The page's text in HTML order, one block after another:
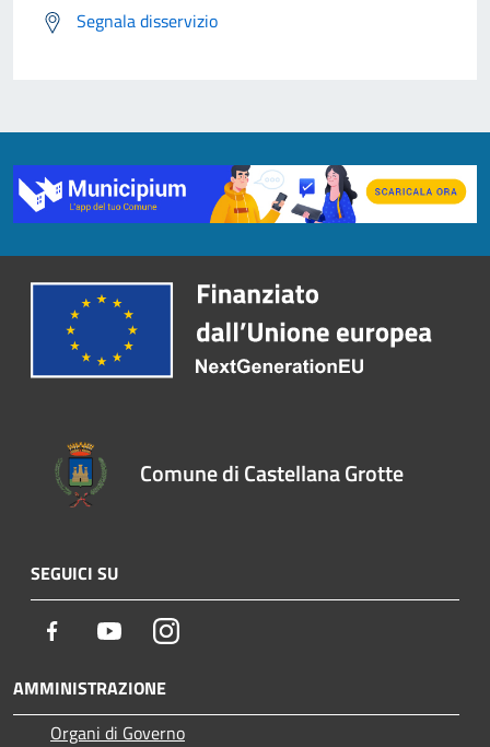
Segnala disservizio
Comune di Castellana Grotte
SEGUICI SU
Facebook YoutubeInstagram
AMMINISTRAZIONE
Organi di Governo